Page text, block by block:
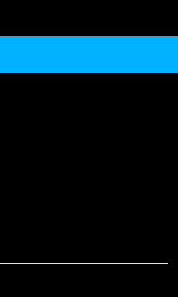
TROP GRANDS